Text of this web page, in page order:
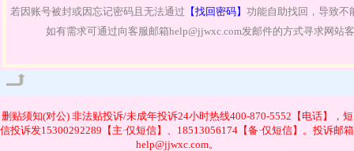
若因账号被封或因忘记密码且无法通过 【找回密码】 功能自助找回，导致不
如有需求可通过向客服邮箱help@jjwxc.com发邮件的方式寻求网站
删贴须知(对公)非法贴投诉/未成年投诉24小时热线400-870-5552【电话】，短
信投诉发15300292289【主·仅短信】、18513056174【备·仅短信】。投诉邮箱
help@jjwxc.com。